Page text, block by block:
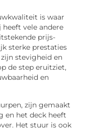
is waar
vele andere
prijs-
sterke prestaties
stevigheid en
de step eruitziet,
en
zijn gemaakt
en het deck heeft
Het stuur is ook